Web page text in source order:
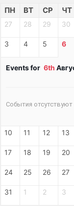
ПН ВТ СР ЧТ
27 28 29 30
3 4 5 6
Events for 6th
События отсутствуют
10 11 12 13
17 18 19 20
24 25 26 27
31 1 2 3